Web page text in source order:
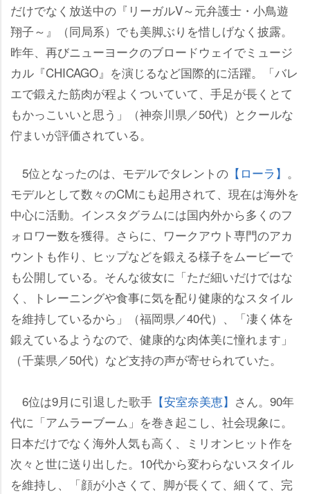
だけでなく放送中の『リーガルV～元弁護士・小鳥遊
翔子～』（同局系）でも美脚ぶりを惜しげなく披露。
昨年、再びニューヨークのブロードウェイでミュージ
カル『CHICAGO』を演じるなど国際的に活躍。「バレ
エで鍛えた筋肉が程よくついていて、手足が長くとて
もかっこいいと思う」（神奈川県／50代）とクールな
佇まいが評価されている。
5位となったのは、モデルでタレントの 【ローラ】 。
モデルとして数々のCMにも起用されて、現在は海外を
中心に活動。インスタグラムには国内外から多くのフ
ォロワー数を獲得。さらに、ワークアウト専門のアカ
ウントも作り、ヒップなどを鍛える様子をムービーで
も公開している。そんな彼女に「ただ細いだけではな
く、トレーニングや食事に気を配り健康的なスタイル
を維持しているから」（福岡県／40代）、「凄く体を
鍛えているようなので、健康的な肉体美に憧れます」
（千葉県／50代）など支持の声が寄せられていた。
6位は9月に引退した歌手 【安室奈美恵】 さん。90年
代に「アムラーブーム」を巻き起こし、社会現象に。
日本だけでなく海外人気も高く、ミリオンヒット作を
次々と世に送り出した。10代から変わらないスタイル
を維持し、「顔が小さくて、脚が長くて、細くて、完